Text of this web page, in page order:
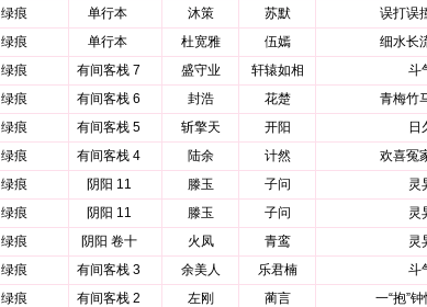
绿痕 单行本 沐策 苏默
误打误
绿痕 单行本 杜宽雅 伍嫣
细水长
绿痕 有间客栈 7 盛守业 轩辕如相
斗
绿痕 有间客栈 6 封浩 花楚
青梅竹
绿痕 有间客栈 5 斩擎天 开阳
日
绿痕 有间客栈 4 陆余 计然
欢喜冤
绿痕 阴阳 11 滕玉 子问
灵
绿痕 阴阳 11 滕玉 子问
灵
绿痕 阴阳 卷十 火凤 青鸾
灵
绿痕 有间客栈 3 余美人 乐君楠
斗
绿痕 有间客栈 2 左刚 蔺言
一“抱”